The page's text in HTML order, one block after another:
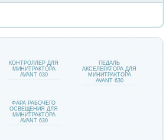
КОНТРОЛЛЕР ДЛЯ
МИНИТРАКТОРА
AVANT 630
ПЕДАЛЬ
АКСЕЛЕРАТОРА ДЛЯ
МИНИТРАКТОРА
AVANT 630
ФАРА РАБОЧЕГО
ОСВЕЩЕНИЯ ДЛЯ
МИНИТРАКТОРА
AVANT 630